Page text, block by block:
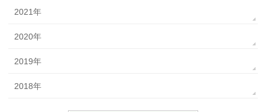
2021年
2020年
2019年
2018年